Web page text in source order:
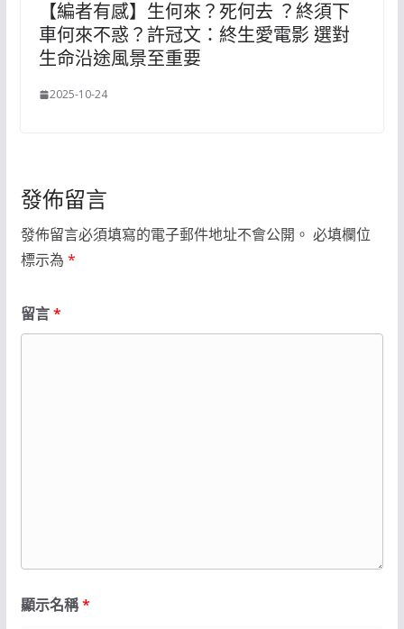
【編者有感】生何來？死何去 ？終須下
車何來不惑？許冠文：終生愛電影 選對
生命沿途風景至重要
2025-10-24
發佈留言
發佈留言必須填寫的電子郵件地址不會公開。 必填欄位
標示為 *
留言*
顯示名稱*